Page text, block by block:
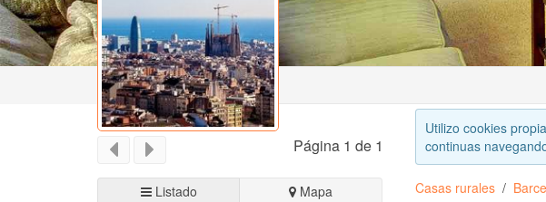
Página 1 de 1
Listado Mapa
Utilizo cookies
continuas
Casas rurales